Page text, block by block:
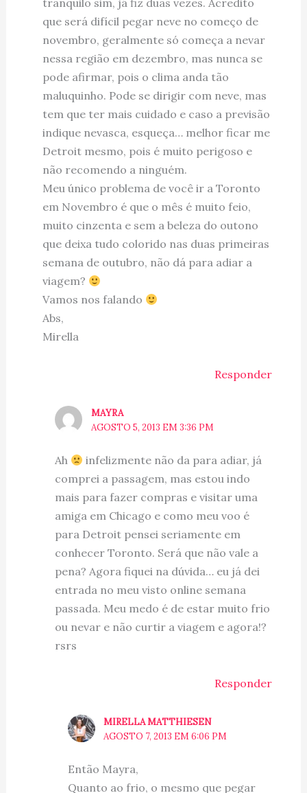
tranquilo sim, já fiz duas vezes. Acredito
que será difícil pegar neve no começo de
novembro, geralmente só começa a nevar
nessa região em dezembro, mas nunca se
pode afirmar, pois o clima anda tão
maluquinho. Pode se dirigir com neve, mas
tem que ter mais cuidado e caso a previsão
indique nevasca, esqueça… melhor ficar me
Detroit mesmo, pois é muito perigoso e
não recomendo a ninguém.
Meu único problema de você ir a Toronto
em Novembro é que o mês é muito feio,
muito cinzenta e sem a beleza do outono
que deixa tudo colorido nas duas primeiras
semana de outubro, não dá para adiar a
viagem?
Vamos nos falando
Abs,
Mirella
Responder
MAYRA
AGOSTO 5, 2013 EM 3:36 PM
Ah
infelizmente não da para adiar, já
comprei a passagem, mas estou indo
mais para fazer compras e visitar uma
amiga em Chicago e como meu voo é
para Detroit pensei seriamente em
conhecer Toronto. Será que não vale a
pena? Agora fiquei na dúvida… eu já dei
entrada no meu visto online semana
passada. Meu medo é de estar muito frio
ou nevar e não curtir a viagem e agora!?
rsrs
Responder
MIRELLA MATTHIESEN
AGOSTO 7, 2013 EM 6:06 PM
Então Mayra,
Quanto ao frio, o mesmo que pegar